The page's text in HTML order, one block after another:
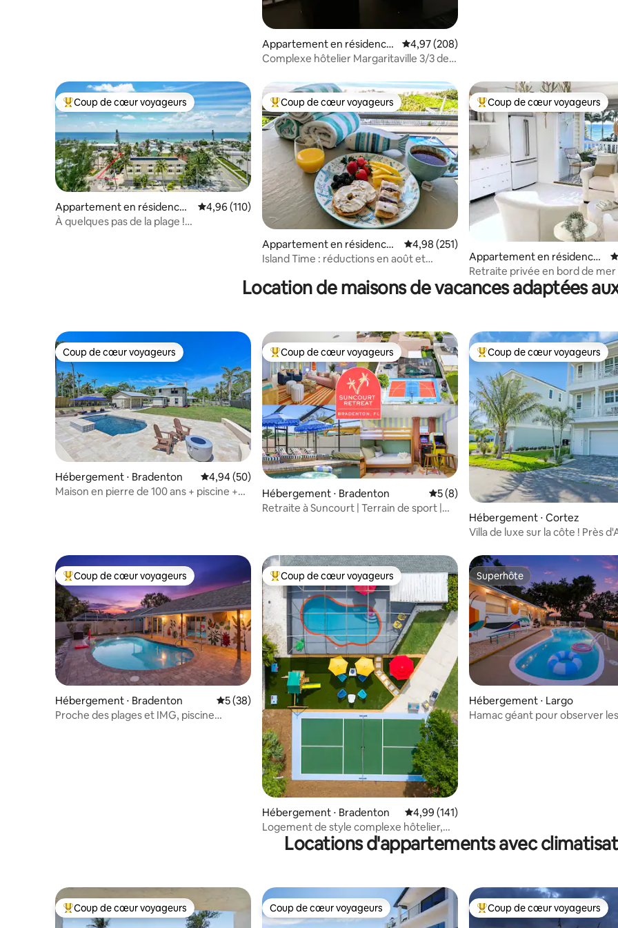
Appartement en résidence
⋅ Bradenton
Évaluation moyenne sur la base de 208
4,97 (208)
Complexe hôtelier Margaritaville 3/3 de
Coups de cœur voyageurs les plus appréciés
Coup de cœur voyageurs
Appartement en résidence ⋅
Holmes Beach
Évaluation moyenne sur la base de 110 commentaires : 4,96 sur 5
4,96 (110)
À quelques pas de la plage !
Coups de cœur voyageurs les plus appréciés
Coup de cœur voyageurs
Appartement en résidence ⋅
Longboat Key
Évaluation moyenne sur la base de 251
4,98 (251)
Island Time : réductions en août et
Coups de cœur voyageurs les
Coup de cœur voyageurs
Appartement en résidence ⋅
Indian Rocks Beach
Retraite privée en bord de mer
balcon et vue sur l'océan
Location de maisons de vacances adaptées
Coup de cœur voyageurs
Coup de cœur voyageurs
Hébergement ⋅ Bradenton Évaluation moyenne sur la base de 50 commentaires : 4,94 sur 5
4,94 (50)
Maison en pierre de 100 ans + piscine +
Coups de cœur voyageurs les plus appréciés
Coup de cœur voyageurs
Hébergement ⋅ Bradenton Évaluation moyenne sur la base de 8
5 (8)
Retraite à Suncourt | Terrain de sport |
Coups de cœur voyageurs les
Coup de cœur voyageurs
Hébergement ⋅ Cortez
Villa de luxe sur la côte ! Près
Coups de cœur voyageurs les plus appréciés
Coup de cœur voyageurs
Hébergement ⋅ Bradenton Évaluation moyenne sur la base de 38 commentaires : 5 sur 5
5 (38)
Proche des plages et IMG, piscine
Coups de cœur voyageurs les plus appréciés
Coup de cœur voyageurs
Hébergement ⋅ Bradenton Évaluation moyenne sur la base de 141
4,99 (141)
Logement de style complexe hôtelier,
pickleball, piscine chauffée, jeux.
Superhôte
Superhôte
Hébergement ⋅ Largo
Hamac géant pour observer les
Locations d'appartements avec
Coups de cœur voyageurs les plus appréciés
Coup de cœur voyageurs Coup de cœur voyageurs
Coup de cœur voyageurs Coups de cœur voyageurs les
Coup de cœur voyageurs